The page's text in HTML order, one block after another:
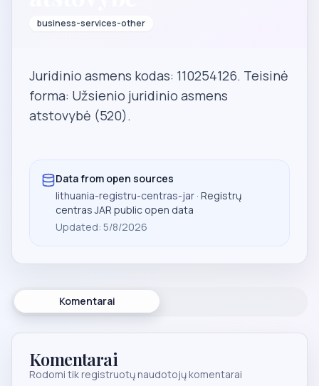
business-services-other
Juridinio asmens kodas: 110254126. Teisinė
forma: Užsienio juridinio asmens
atstovybė (520).
Data from open sources
lithuania-registru-centras-jar · Registrų
centras JAR public open data
Updated: 5/8/2026
Komentarai
Komentarai
Rodomi tik registruotų naudotojų komentarai